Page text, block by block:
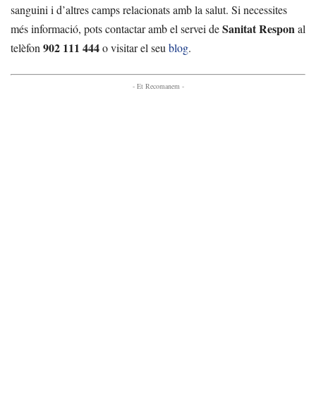
sanguini i d’altres camps relacionats amb la salut. Si necessites
més informació, pots contactar amb el servei deSanitat Responal
telèfon 902 111 444o visitar el seu blog.
- Et Recomanem -